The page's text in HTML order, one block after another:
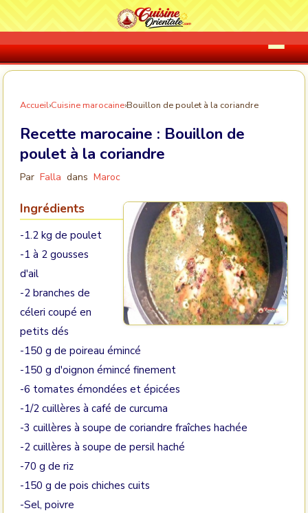
Accueil›Cuisine marocaine›Bouillon de poulet à la coriandre
Recette marocaine : Bouillon de
poulet à la coriandre
Par Falla dans Maroc
Ingrédients
-1.2 kg de poulet
-1 à 2 gousses
d'ail
-2 branches de
céleri coupé en
petits dés
-150 g de poireau émincé
-150 g d'oignon émincé finement
-6 tomates émondées et épicées
-1/2 cuillères à café de curcuma
-3 cuillères à soupe de coriandre fraîches hachée
-2 cuillères à soupe de persil haché
-70 g de riz
-150 g de pois chiches cuits
-Sel, poivre